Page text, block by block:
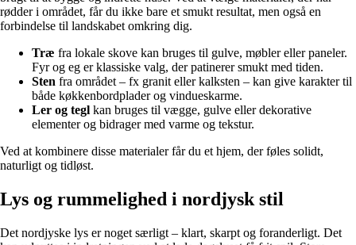
rødder i området, får du ikke bare et smukt resultat, men også en
forbindelse til landskabet omkring dig.
Træ fra lokale skove kan bruges til gulve, møbler eller paneler.
Fyr og eg er klassiske valg, der patinerer smukt med tiden.
Sten fra området – fx granit eller kalksten – kan give karakter til
både køkkenbordplader og vindueskarme.
Ler og tegl kan bruges til vægge, gulve eller dekorative
elementer og bidrager med varme og tekstur.
Ved at kombinere disse materialer får du et hjem, der føles solidt,
naturligt og tidløst.
Lys og rummelighed i nordjysk stil
Det nordjyske lys er noget særligt – klart, skarpt og foranderligt. Det